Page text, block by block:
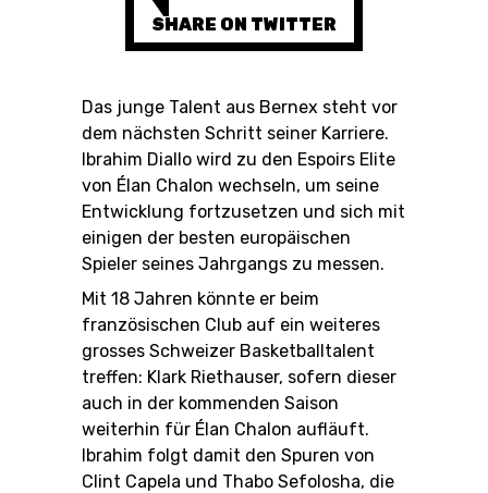
NEWS CENTER
SWISS BASKETBALL
TV
SWISS BASKETBALL
RESOURCE CENTER KALENDER
MEDIEN STATS
ETHIK UND
SHARE ON TWITTER
Das junge Talent aus Bernex steht vor
dem nächsten Schritt seiner Karriere.
Ibrahim Diallo wird zu den Espoirs Elite
von Élan Chalon wechseln, um seine
Entwicklung fortzusetzen und sich mit
einigen der besten europäischen
Spieler seines Jahrgangs zu messen.
Mit 18 Jahren könnte er beim
französischen Club auf ein weiteres
grosses Schweizer Basketballtalent
treffen: Klark Riethauser, sofern dieser
auch in der kommenden Saison
weiterhin für Élan Chalon aufläuft.
Ibrahim folgt damit den Spuren von
Clint Capela und Thabo Sefolosha, die